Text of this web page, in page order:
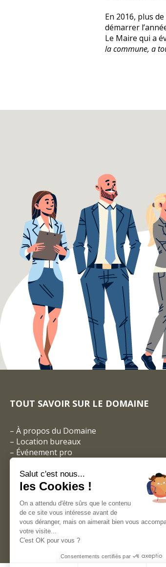
En 2016, plus
démarrer
Le Maire qui a
la commune, a
TOUT SAVOIR SUR LE DOMAINE
– À propos du Domaine
– Location bureaux
– Événement pro
–
Espace coworking
Les entreprises du Domaine
Galeries photos
Vidéos
Salut c'est nous...
les Cookies !
On a attendu d'être sûrs que le contenu
de ce site vous intéresse avant de
vous déranger, mais on aimerait bien vous
votre visite...
C'est OK pour vous ?
Consentements certifiés par